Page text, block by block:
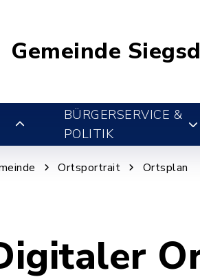
Gemeinde
BÜRGERSERVICE &
POLITIK
Ortsportrait Ortsplan